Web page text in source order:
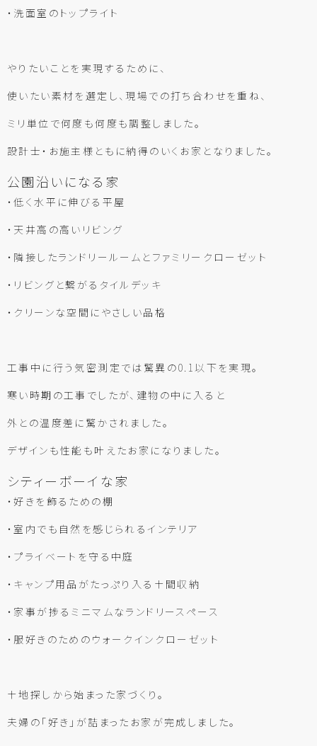
・洗面室のトップライト
やりたいことを実現するために、
使いたい素材を選定し、現場での打ち合わせを重ね、
ミリ単位で何度も何度も調整しました。
設計士・お施主様ともに納得のいくお家となりました。
公園沿いになる家
・低く水平に伸びる平屋
・天井高の高いリビング
・隣接したランドリールームとファミリークローゼット
・リビングと繋がるタイルデッキ
・クリーンな空間にやさしい品格
工事中に行う気密測定では驚異の0.1以下を実現。
寒い時期の工事でしたが、建物の中に入ると
外との温度差に驚かされました。
デザインも性能も叶えたお家になりました。
シティーボーイな家
・好きを飾るための棚
・室内でも自然を感じられるインテリア
・プライベートを守る中庭
・キャンプ用品がたっぷり入る土間収納
・家事が捗るミニマムなランドリースペース
・服好きのためのウォークインクローゼット
土地探しから始まった家づくり。
夫婦の「好き」が詰まったお家が完成しました。